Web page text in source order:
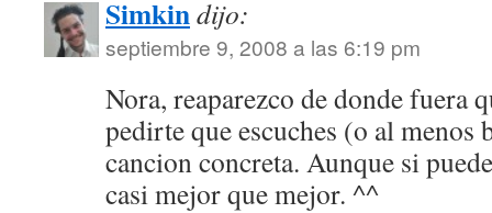
Simkindijo:
septiembre 9, 2008 a las 6:19 pm
Nora, reaparezco de donde fuera
pedirte que escuches (o al menos
cancion concreta. Aunque si
casi mejor que mejor. ^^